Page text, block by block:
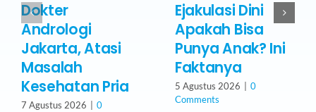
Dokter
Andrologi
Jakarta, Atasi
Masalah
Kesehatan Pria
7 Agustus 2026
0
Ejakulasi Dini
Apakah Bisa
Punya Anak? Ini
Faktanya
5 Agustus 2026
0
Comments